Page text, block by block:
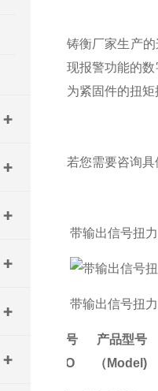
铸衡厂家生产
现报警功能的
为紧固件的扭
若您需要咨询
带输出信号扭
带输出信号扭
序号
NO
产品型号
（Model)